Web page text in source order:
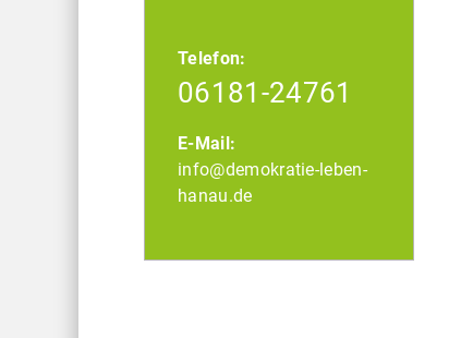
Telefon:
06181-24761
E-Mail:
info@demokratie-leben-
hanau.de